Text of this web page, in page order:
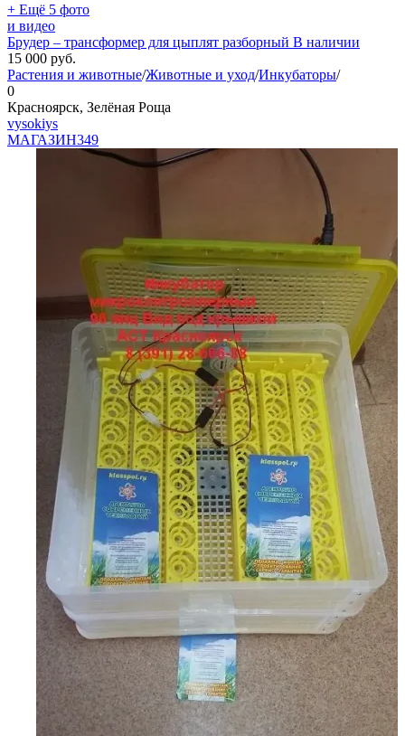
+ Ещё 5 фото
и видео
Брудер – трансформер для цыплят разборный В наличии
15 000 руб.
Растения и животные/Животные и уход/Инкубаторы/
0
Красноярск, Зелёная Роща
vysokiys
МАГАЗИН349